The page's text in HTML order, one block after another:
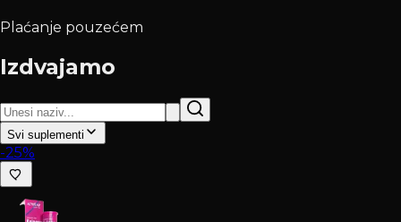
Plaćanje pouzećem
Izdvajamo
Svi suplementi
-25%